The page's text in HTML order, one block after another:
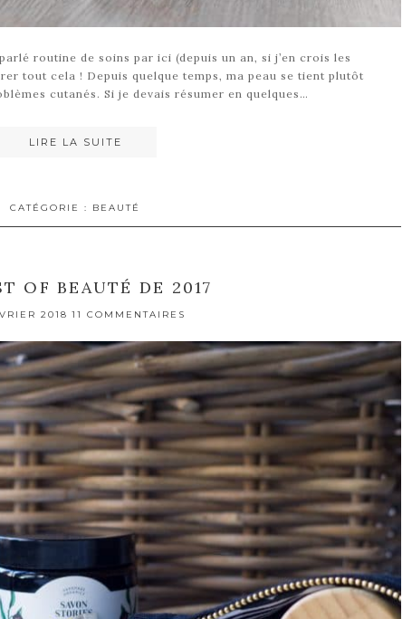
routine de soins par ici (depuis un an, si j’en crois les
tout cela ! Depuis quelque temps, ma peau se tient plutôt
cutanés. Si je devais résumer en quelques…
LIRE LA SUITE
CATÉGORIE : BEAUTÉ
OF BEAUTÉ DE 2017
2018 11 COMMENTAIRES